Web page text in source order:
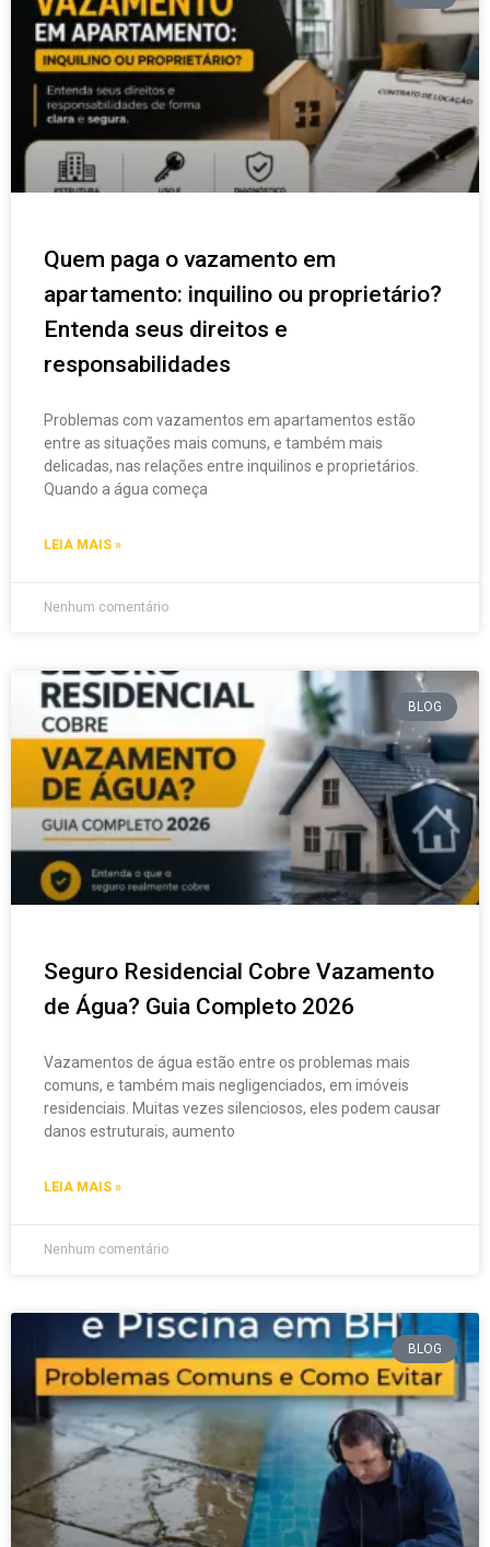
Quem paga o vazamento em
apartamento: inquilino ou proprietário?
Entenda seus direitos e
responsabilidades
Problemas com vazamentos em apartamentos estão
entre as situações mais comuns, e também mais
delicadas, nas relações entre inquilinos e proprietários.
Quando a água começa
LEIA MAIS »
Nenhum comentário
BLOG
Seguro Residencial Cobre Vazamento
de Água? Guia Completo 2026
Vazamentos de água estão entre os problemas mais
comuns, e também mais negligenciados, em imóveis
residenciais. Muitas vezes silenciosos, eles podem causar
danos estruturais, aumento
LEIA MAIS »
Nenhum comentário
BLOG